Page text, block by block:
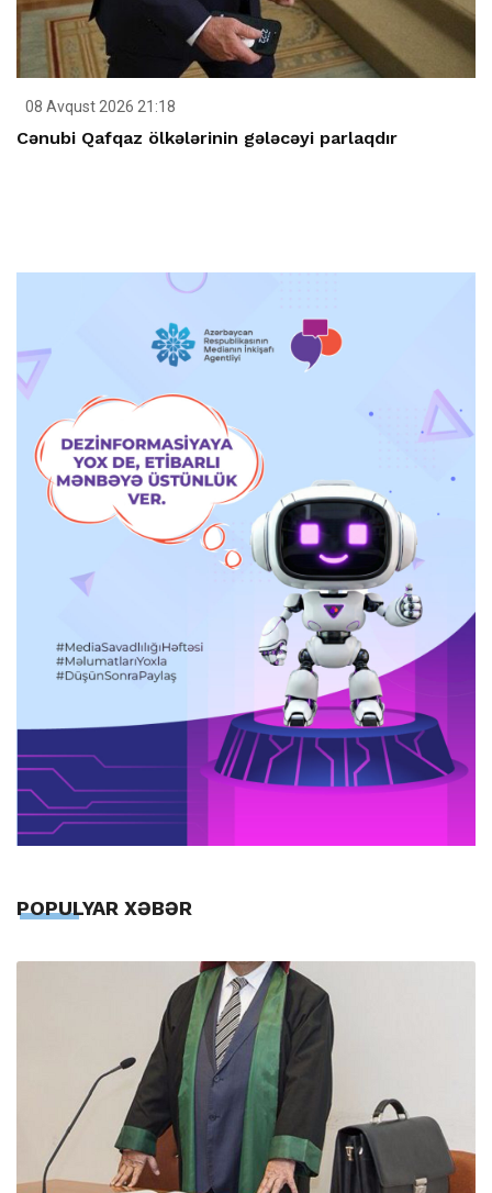
08 Avqust 2026 21:18
Cənubi Qafqaz ölkələrinin gələcəyi parlaqdır
POPULYAR XƏBƏR